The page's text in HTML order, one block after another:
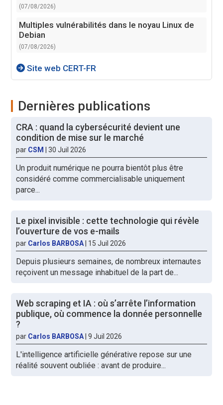
(07/08/2026)
Multiples vulnérabilités dans le noyau Linux de
Debian
(07/08/2026)
Site web CERT-FR
Dernières publications
CRA : quand la cybersécurité devient une
condition de mise sur le marché
par CSM |30 Juil 2026
Un produit numérique ne pourra bientôt plus être
considéré comme commercialisable uniquement
parce...
Le pixel invisible : cette technologie qui révèle
l’ouverture de vos e-mails
par Carlos BARBOSA 15 Juil 2026
Depuis plusieurs semaines, de nombreux internautes
reçoivent un message inhabituel de la part de...
Web scraping et IA : où s’arrête l’information
publique, où commence la donnée personnelle
?
par Carlos BARBOSA |9 Juil 2026
L'intelligence artificielle générative repose sur une
réalité souvent oubliée : avant de produire...